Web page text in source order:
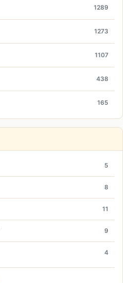
1289
1273
1107
438
165
5
8
11
9
4